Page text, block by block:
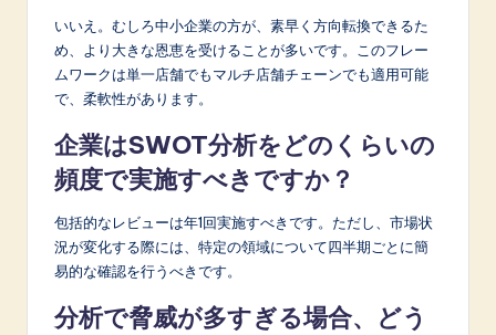
いいえ。むしろ中小企業の方が、素早く方向転換できるた
め、より大きな恩恵を受けることが多いです。このフレー
ムワークは単一店舗でもマルチ店舗チェーンでも適用可能
で、柔軟性があります。
企業はSWOT分析をどのくらいの
頻度で実施すべきですか？
包括的なレビューは年1回実施すべきです。ただし、市場状
況が変化する際には、特定の領域について四半期ごとに簡
易的な確認を行うべきです。
分析で脅威が多すぎる場合、どう